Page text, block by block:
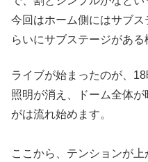
今回はホーム側にはサブ
らいにサブステージがある
ライブが始まったのが、18
照明が消え、ドーム全体
がは流れ始めます。
ここから、テンションが上